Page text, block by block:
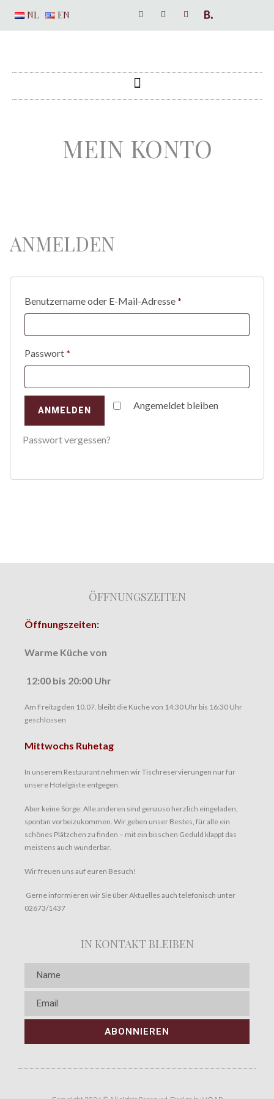
NL EN
MEIN KONTO
ANMELDEN
Benutzername oder E-Mail-Adresse *
Passwort *
Angemeldet bleiben
ANMELDEN
Passwort vergessen?
ÖFFNUNGSZEITEN
Öffnungszeiten:
Warme Küche von
12:00 bis 20:00 Uhr
Am Freitag den 10.07. bleibt die Küche von 14:30 Uhr bis 16:30 Uhr
geschlossen
Mittwochs Ruhetag
In unserem Restaurant nehmen wir Tischreservierungen nur für
unsere Hotelgäste entgegen.
Aber keine Sorge: Alle anderen sind genauso herzlich eingeladen,
spontan vorbeizukommen. Wir geben unser Bestes, für alle ein
schönes Plätzchen zu finden – mit ein bisschen Geduld klappt das
meistens auch wunderbar.
Wir freuen uns auf euren Besuch!
Gerne informieren wir Sie über Aktuelles auch telefonisch unter
02673/1437
IN KONTAKT BLEIBEN
ABONNIEREN